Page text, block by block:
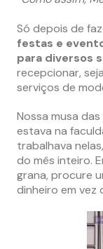
Só depois de
festas e
para diversos
recepcionar,
serviços de
Nossa musa
estava na
trabalhava
do mês inteiro.
grana, procure
dinheiro em vez